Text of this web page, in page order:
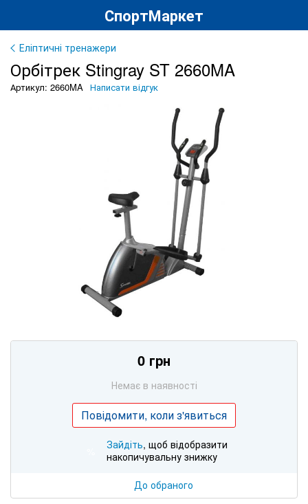
СпортМаркет
Еліптичні тренажери
Орбітрек Stingray ST 2660MA
Артикул: 2660MA Написати відгук
0 грн
Немає в наявності
Повідомити, коли з'явиться
Зайдіть, щоб відобразити
накопичувальну знижку
До обраного